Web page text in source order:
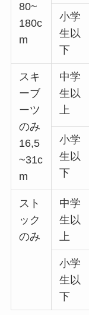
80~
180c
m
小学
生以
下
スキ
ーブ
ーツ
のみ
16,5
~31c
m
中学
生以
上
小学
生以
下
スト
ック
のみ
中学
生以
上
小学
生以
下